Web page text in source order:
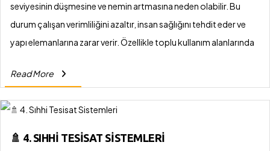
seviyesinin düşmesine ve nemin artmasına neden olabilir. Bu
durum çalışan verimliliğini azaltır, insan sağlığını tehdit eder ve
yapı elemanlarına zarar verir. Özellikle toplu kullanım alanlarında
taşır.
Read More
🚿 4. SIHHI TESISAT SISTEMLERI